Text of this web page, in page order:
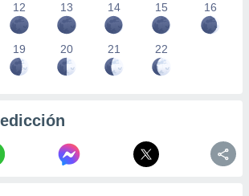
12 13 14 15 16
19 20 21 22